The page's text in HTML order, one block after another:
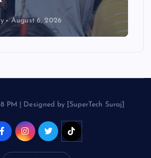
August 6, 2026
PM | Designed by [SuperTech Suraj]